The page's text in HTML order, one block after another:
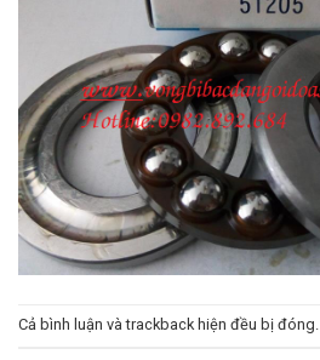
Cả bình luận và trackback hiện đều bị đóng.